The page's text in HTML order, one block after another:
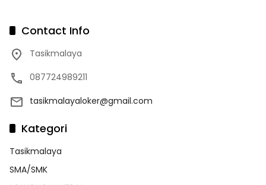
Contact Info
Tasikmalaya
087724989211
tasikmalayaloker@gmail.com
Kategori
Tasikmalaya
SMA/SMK